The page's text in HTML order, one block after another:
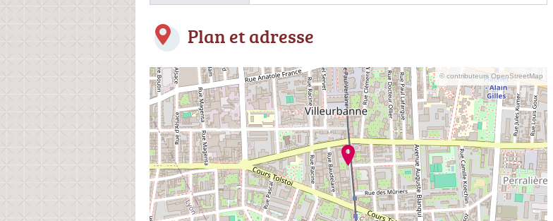
Plan et adresse
© contributeurs OpenStreetMap